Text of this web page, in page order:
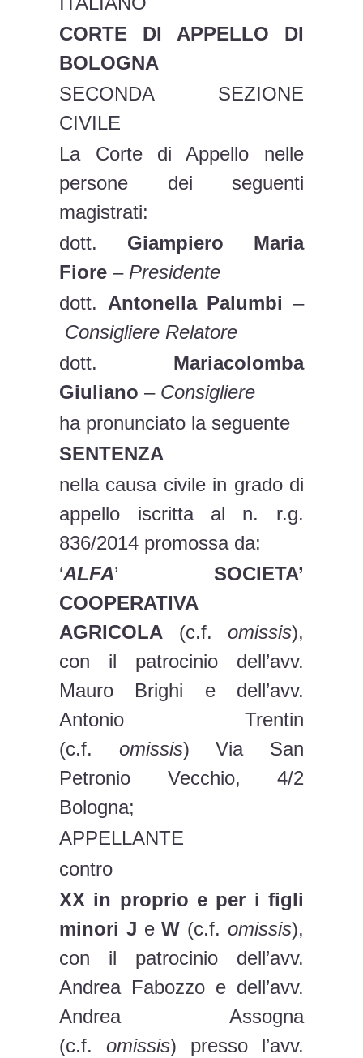
CORTE DI APPELLO DI
BOLOGNA
SECONDA SEZIONE
CIVILE
La Corte di Appello nelle
persone dei seguenti
magistrati:
dott. Giampiero Maria
Fiore – Presidente
dott. Antonella Palumbi –
Consigliere Relatore
dott. Mariacolomba
Giuliano – Consigliere
ha pronunciato la seguente
SENTENZA
nella causa civile in grado di
appello iscritta al n. r.g.
836/2014 promossa da:
‘ALFA’ SOCIETA’
COOPERATIVA
AGRICOLA (c.f. omissis),
con il patrocinio dell’avv.
Mauro Brighi e dell’avv.
Antonio Trentin
(c.f. omissis) Via San
Petronio Vecchio, 4/2
Bologna;
APPELLANTE
contro
XX in proprio e per i figli
minori J eW (c.f. omissis),
con il patrocinio dell’avv.
Andrea Fabozzo e dell’avv.
Andrea Assogna
(c.f.omissis) presso l’avv.